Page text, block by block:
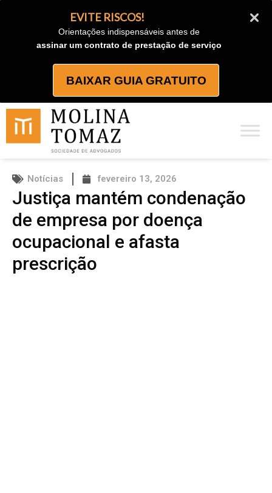
EVITE RISCOS!
Orientações indispensáveis antes de
assinar um contrato de prestação de serviço
BAIXAR GUIA GRATUITO
Notícias fevereiro 13, 2026
Justiça mantém condenação
de empresa por doença
ocupacional e afasta
prescrição